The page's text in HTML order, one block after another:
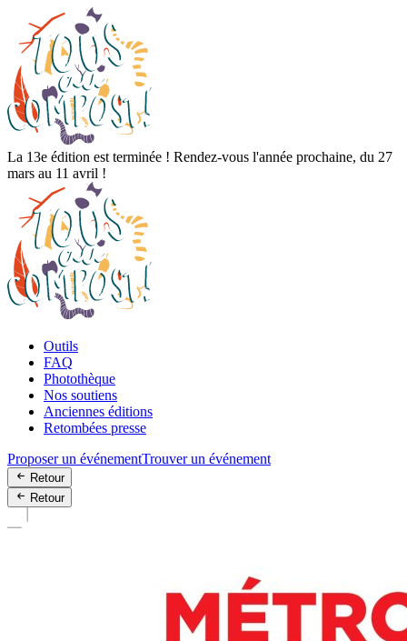
La 13e édition est terminée ! Rendez-vous l'année prochaine, du 27
mars au 11 avril !
Outils
FAQ
Photothèque
Nos soutiens
Anciennes éditions
Retombées presse
Proposer un événementTrouver un événement
Retour
Retour